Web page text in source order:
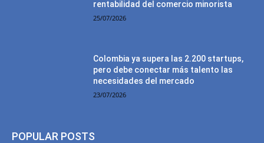
rentabilidad del comercio minorista
25/07/2026
Colombia ya supera las 2.200 startups,
pero debe conectar más talento las
necesidades del mercado
23/07/2026
POPULAR POSTS